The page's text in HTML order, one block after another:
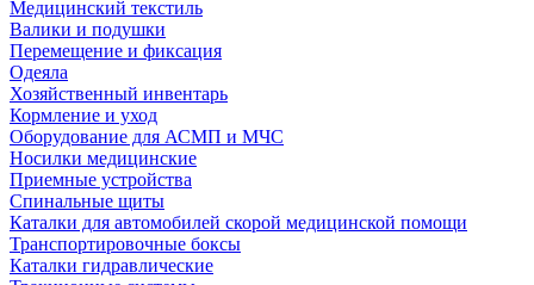
Медицинский текстиль
Валики и подушки
Перемещение и фиксация
Одеяла
Хозяйственный инвентарь
Кормление и уход
Оборудование для АСМП и МЧС
Носилки медицинские
Приемные устройства
Спинальные щиты
Каталки для автомобилей скорой медицинской помощи
Транспортировочные боксы
Каталки гидравлические